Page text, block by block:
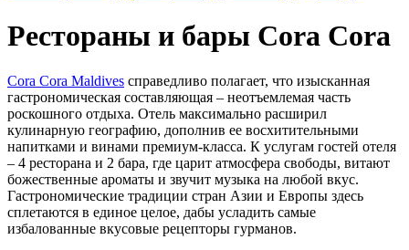
Рестораны и бары Cora Cora
Cora Cora Maldives справедливо полагает, что изысканная
гастрономическая составляющая – неотъемлемая часть
роскошного отдыха. Отель максимально расширил
кулинарную географию, дополнив ее восхитительными
напитками и винами премиум-класса. К услугам гостей отеля
– 4 ресторана и 2 бара, где царит атмосфера свободы, витают
божественные ароматы и звучит музыка на любой вкус.
Гастрономические традиции стран Азии и Европы здесь
сплетаются в единое целое, дабы усладить самые
избалованные вкусовые рецепторы гурманов.